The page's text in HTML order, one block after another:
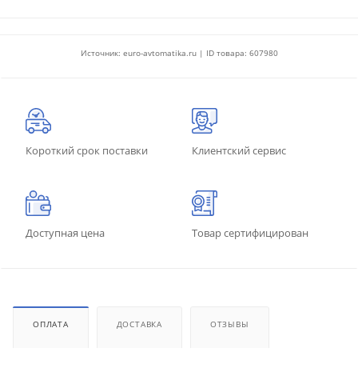
Источник: euro-avtomatika.ru | ID товара: 607980
Короткий срок поставки Клиентский сервис
Доступная цена Товар сертифицирован
ОПЛАТА ДОСТАВКА ОТЗЫВЫ